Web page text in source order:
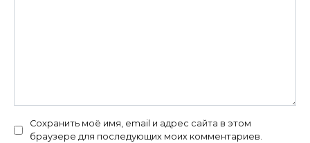
Сохранить моё имя, email и адрес сайта в этом
браузере для последующих моих комментариев.